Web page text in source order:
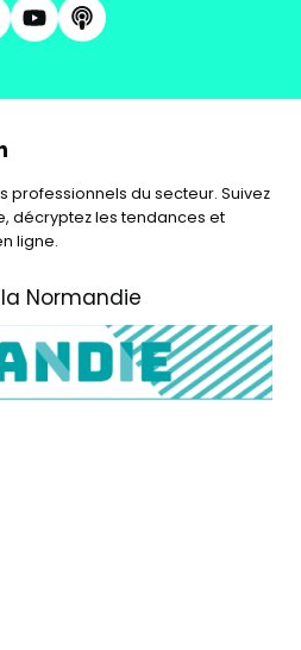
professionnels du secteur. Suivez
décryptez les tendances et
ligne.
Normandie